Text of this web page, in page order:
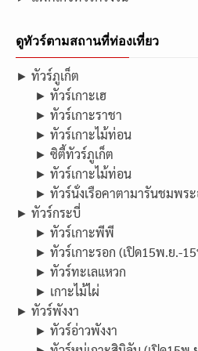
ดูทัวร์ตามสถานที่ท่องเที่ยว
► ทัวร์ภูเก็ต
► ทัวร์เกาะเฮ
► ทัวร์เกาะราชา
► ทัวร์เกาะไม้ท่อน
► ซิตี้ทัวร์ภูเก็ต
► ทัวร์เกาะไม้ท่อน
► ทัวร์นั่งเรือคาตามารันชมพร
► ทัวร์กระบี่
► ทัวร์เกาะพีพี
► ทัวร์เกาะรอก (เปิด15พ.ย.-
► ทัวร์ทะเลแหวก
► เกาะไม้ไผ่
► ทัวร์พังงา
► ทัวร์อ่าวพังงา